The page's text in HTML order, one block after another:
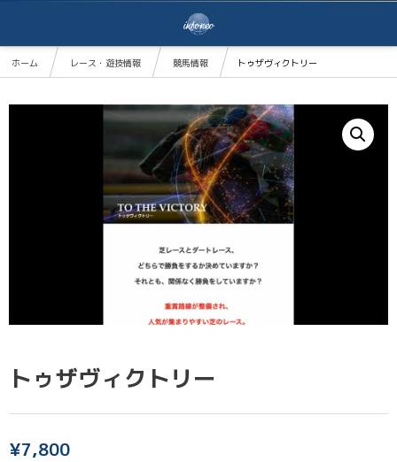
ホーム レース・遊技情報 競馬情報 トゥザヴィクトリー
トゥザヴィクトリー
¥7,800